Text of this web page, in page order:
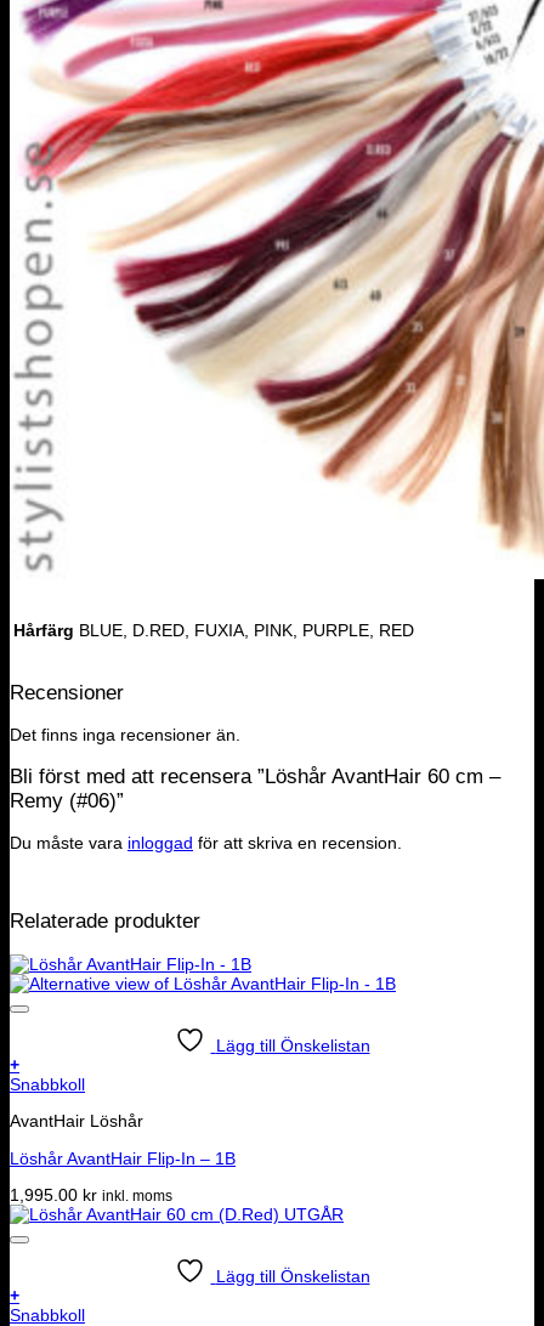
Hårfärg BLUE, D.RED, FUXIA, PINK, PURPLE, RED
Recensioner
Det finns inga recensioner än.
Bli först med att recensera ”Löshår AvantHair 60 cm –
Remy (#06)”
Du måste vara inloggad för att skriva en recension.
Relaterade produkter
Lägg till Önskelistan
+
Snabbkoll
AvantHair Löshår
Löshår AvantHair Flip-In – 1B
1,995.00 kr inkl. moms
Lägg till Önskelistan
+
Snabbkoll